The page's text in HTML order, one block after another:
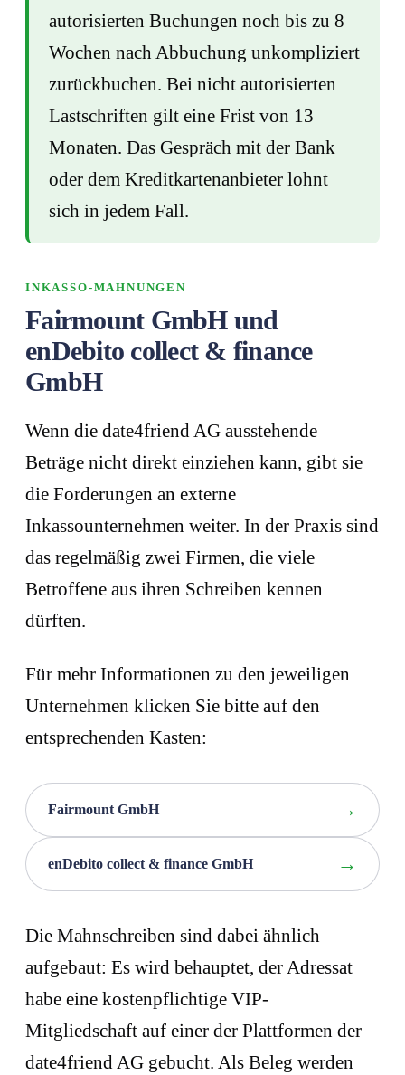
autorisierten Buchungen noch bis zu 8
Wochen nach Abbuchung unkompliziert
zurückbuchen. Bei nicht autorisierten
Lastschriften gilt eine Frist von 13
Monaten. Das Gespräch mit der Bank
oder dem Kreditkartenanbieter lohnt
sich in jedem Fall.
INKASSO-MAHNUNGEN
Fairmount GmbH und
enDebito collect & finance
GmbH
Wenn die date4friend AG ausstehende
Beträge nicht direkt einziehen kann, gibt sie
die Forderungen an externe
Inkassounternehmen weiter. In der Praxis sind
das regelmäßig zwei Firmen, die viele
Betroffene aus ihren Schreiben kennen
dürften.
Für mehr Informationen zu den jeweiligen
Unternehmen klicken Sie bitte auf den
entsprechenden Kasten:
Fairmount GmbH
enDebito collect & finance GmbH
Die Mahnschreiben sind dabei ähnlich
aufgebaut: Es wird behauptet, der Adressat
habe eine kostenpflichtige VIP-
Mitgliedschaft auf einer der Plattformen der
date4friend AG gebucht. Als Beleg werden